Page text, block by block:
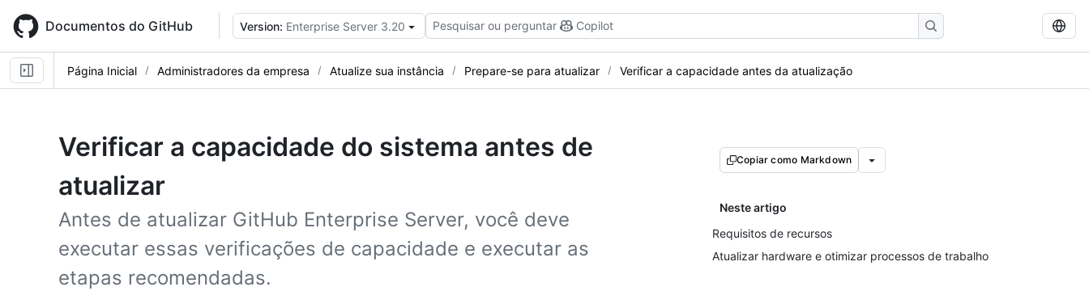
main
content
Documentos do GitHub Version: Enterprise Server 3.20 Pesquisar ou perguntar Copilot
Página Inicial Administradores da empresa Atualize sua instância Prepare-se para atualizar Verificar a capacidade antes da atualização
Verificar a capacidade do sistema antes de
atualizar
Antes de atualizar GitHub Enterprise Server, você deve
executar essas verificações de capacidade e executar as
etapas recomendadas.
Copiar como Markdown
Neste artigo
Requisitos de recursos
Atualizar hardware e otimizar processos de trabalho